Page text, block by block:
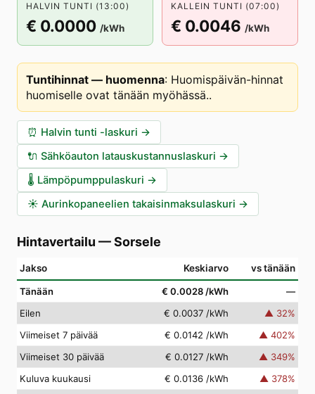
HALVIN TUNTI (13:00)
€ 0.0000 /kWh
KALLEIN TUNTI (07:00)
€ 0.0046 /kWh
Tuntihinnat — huomenna: Huomispäivän-hinnat
huomiselle ovat tänään myöhässä..
⏰ Halvin tunti -laskuri →
🔌 Sähköauton latauskustannuslaskuri →
🌡️ Lämpöpumppulaskuri →
☀️ Aurinkopaneelien takaisinmaksulaskuri →
Hintavertailu —Sorsele
Jakso Keskiarvo vs tänään
Tänään € 0.0028 /kWh
—
Eilen
€ 0.0037 /kWh ▲ 32%
Viimeiset 7 päivää
€ 0.0142 /kWh ▲ 402%
Viimeiset 30 päivää
€ 0.0127 /kWh ▲ 349%
Kuluva kuukausi
€ 0.0136 /kWh ▲ 378%